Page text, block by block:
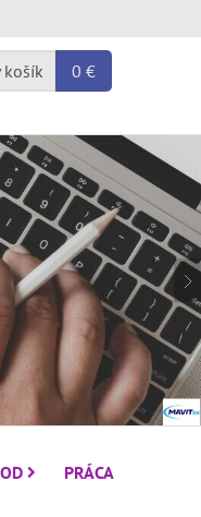
košík 0 €
PRÁCA